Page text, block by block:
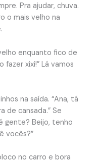
Pra ajudar, chuva.
o mais velho na
enquanto fico de
fazer xixi!” Lá vamos
na saída. “Ana, tá
de cansada.” Se
gente? Beijo, tenho
vocês?”
no carro e bora